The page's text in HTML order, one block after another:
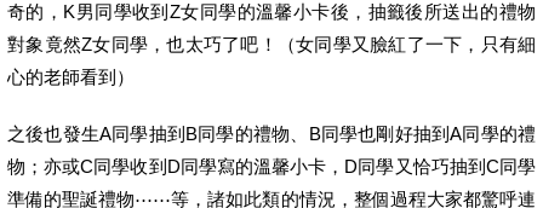
奇的，K男同學收到Z女同學的溫馨小卡後，抽籤後所送出的禮物
對象竟然Z女同學，也太巧了吧！（女同學又臉紅了一下，只有細
心的老師看到）
之後也發生A同學抽到B同學的禮物、B同學也剛好抽到A同學的禮
物；亦或C同學收到D同學寫的溫馨小卡，D同學又恰巧抽到C同學
準備的聖誕禮物⋯⋯等，諸如此類的情況，整個過程大家都驚呼連